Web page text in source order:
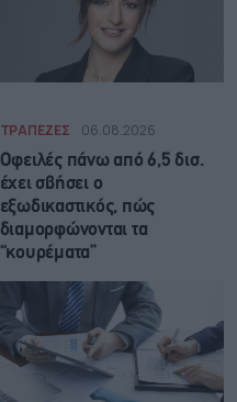
ΤΡΑΠΕΖΕΣ 06.08.2026
Οφειλές πάνω από 6,5 δισ.
έχει σβήσει ο
εξωδικαστικός, πώς
διαμορφώνονται τα
“κουρέματα”